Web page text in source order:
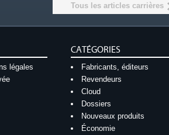
Tous les articles carrières
légales
CATÉGORIES
Fabricants, éditeurs
Revendeurs
Cloud
Dossiers
Nouveaux produits
Économie